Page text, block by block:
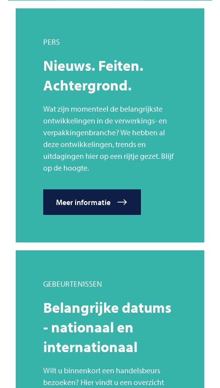
PERS
Nieuws. Feiten.
Achtergrond.
Wat zijn momenteel de belangrijkste
ontwikkelingen in de verwerkings- en
verpakkingenbranche? We hebben al
deze ontwikkelingen, trends en
uitdagingen hier op een rijtje gezet. Blijf
op de hoogte.
Meer informatie
GEBEURTENISSEN
Belangrijke datums
- nationaal en
internationaal
Wilt u binnenkort een handelsbeurs
bezoeken? Hier vindt u een overzicht